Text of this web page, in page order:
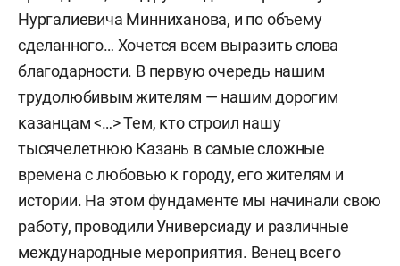
Нургалиевича Минниханова, и по объему
сделанного… Хочется всем выразить слова
благодарности. В первую очередь нашим
трудолюбивым жителям — нашим дорогим
казанцам <…> Тем, кто строил нашу
тысячелетнюю Казань в самые сложные
времена с любовью к городу, его жителям и
истории. На этом фундаменте мы начинали свою
работу, проводили Универсиаду и различные
международные мероприятия. Венец всего